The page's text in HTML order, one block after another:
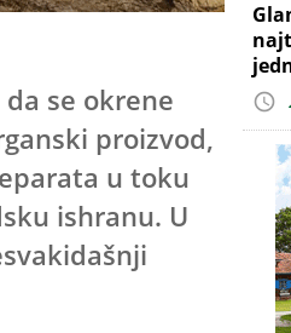
se okrene
proizvod,
u toku
ishranu. U